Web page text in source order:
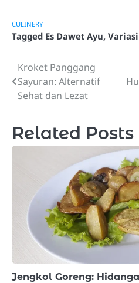
CULINERY
Tagged Es Dawet Ayu,
Post
navigation
Kroket Panggang
Sayuran: Alternatif
Sehat dan Lezat
Related Posts
Jengkol Goreng: